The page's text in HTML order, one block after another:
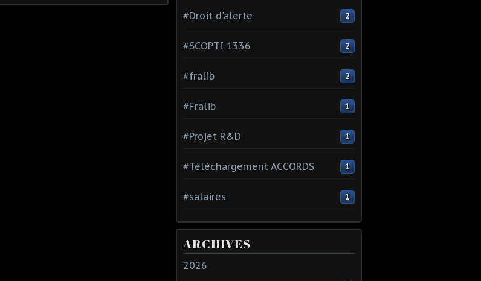
#Droit d'alerte 2
#SCOPTI 1336 2
#fralib 2
#Fralib 1
#Projet R&D 1
#Téléchargement ACCORDS 1
#salaires 1
ARCHIVES
2026